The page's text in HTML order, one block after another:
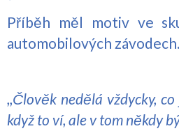
Příběh měl motiv ve
automobilových závodech.
,,Člověk nedělá vždycky,
když to ví, ale v tom někdy